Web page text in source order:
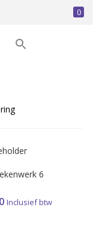
0
in te loggen.
6
Inclusief btw